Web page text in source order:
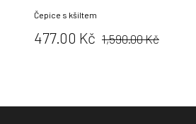
Čepice s kšiltem
Cena:
477.00 Kč Původní
1,590.00 Kč